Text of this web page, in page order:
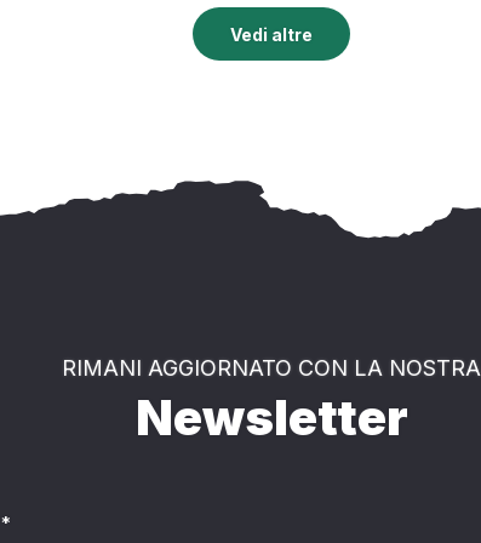
Vedi altre
RIMANI AGGIORNATO CON LA NOSTRA
Newsletter